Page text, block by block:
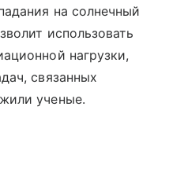
на солнечный
использовать
нагрузки,
связанных
ученые.